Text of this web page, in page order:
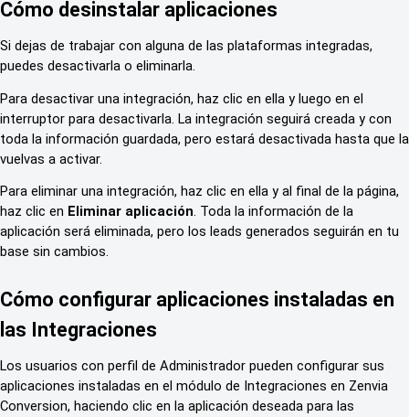
Cómo desinstalar aplicaciones
Si dejas de trabajar con alguna de las plataformas integradas,
puedes desactivarla o eliminarla.
Para desactivar una integración, haz clic en ella y luego en el
interruptor para desactivarla. La integración seguirá creada y con
toda la información guardada, pero estará desactivada hasta que la
vuelvas a activar.
Para eliminar una integración, haz clic en ella y al final de la página,
haz clic en Eliminar aplicación. Toda la información de la
aplicación será eliminada, pero los leads generados seguirán en tu
base sin cambios.
Cómo configurar aplicaciones instaladas en
las Integraciones
Los usuarios con perfil de Administrador pueden configurar sus
aplicaciones instaladas en el módulo de Integraciones en Zenvia
Conversion, haciendo clic en la aplicación deseada para las